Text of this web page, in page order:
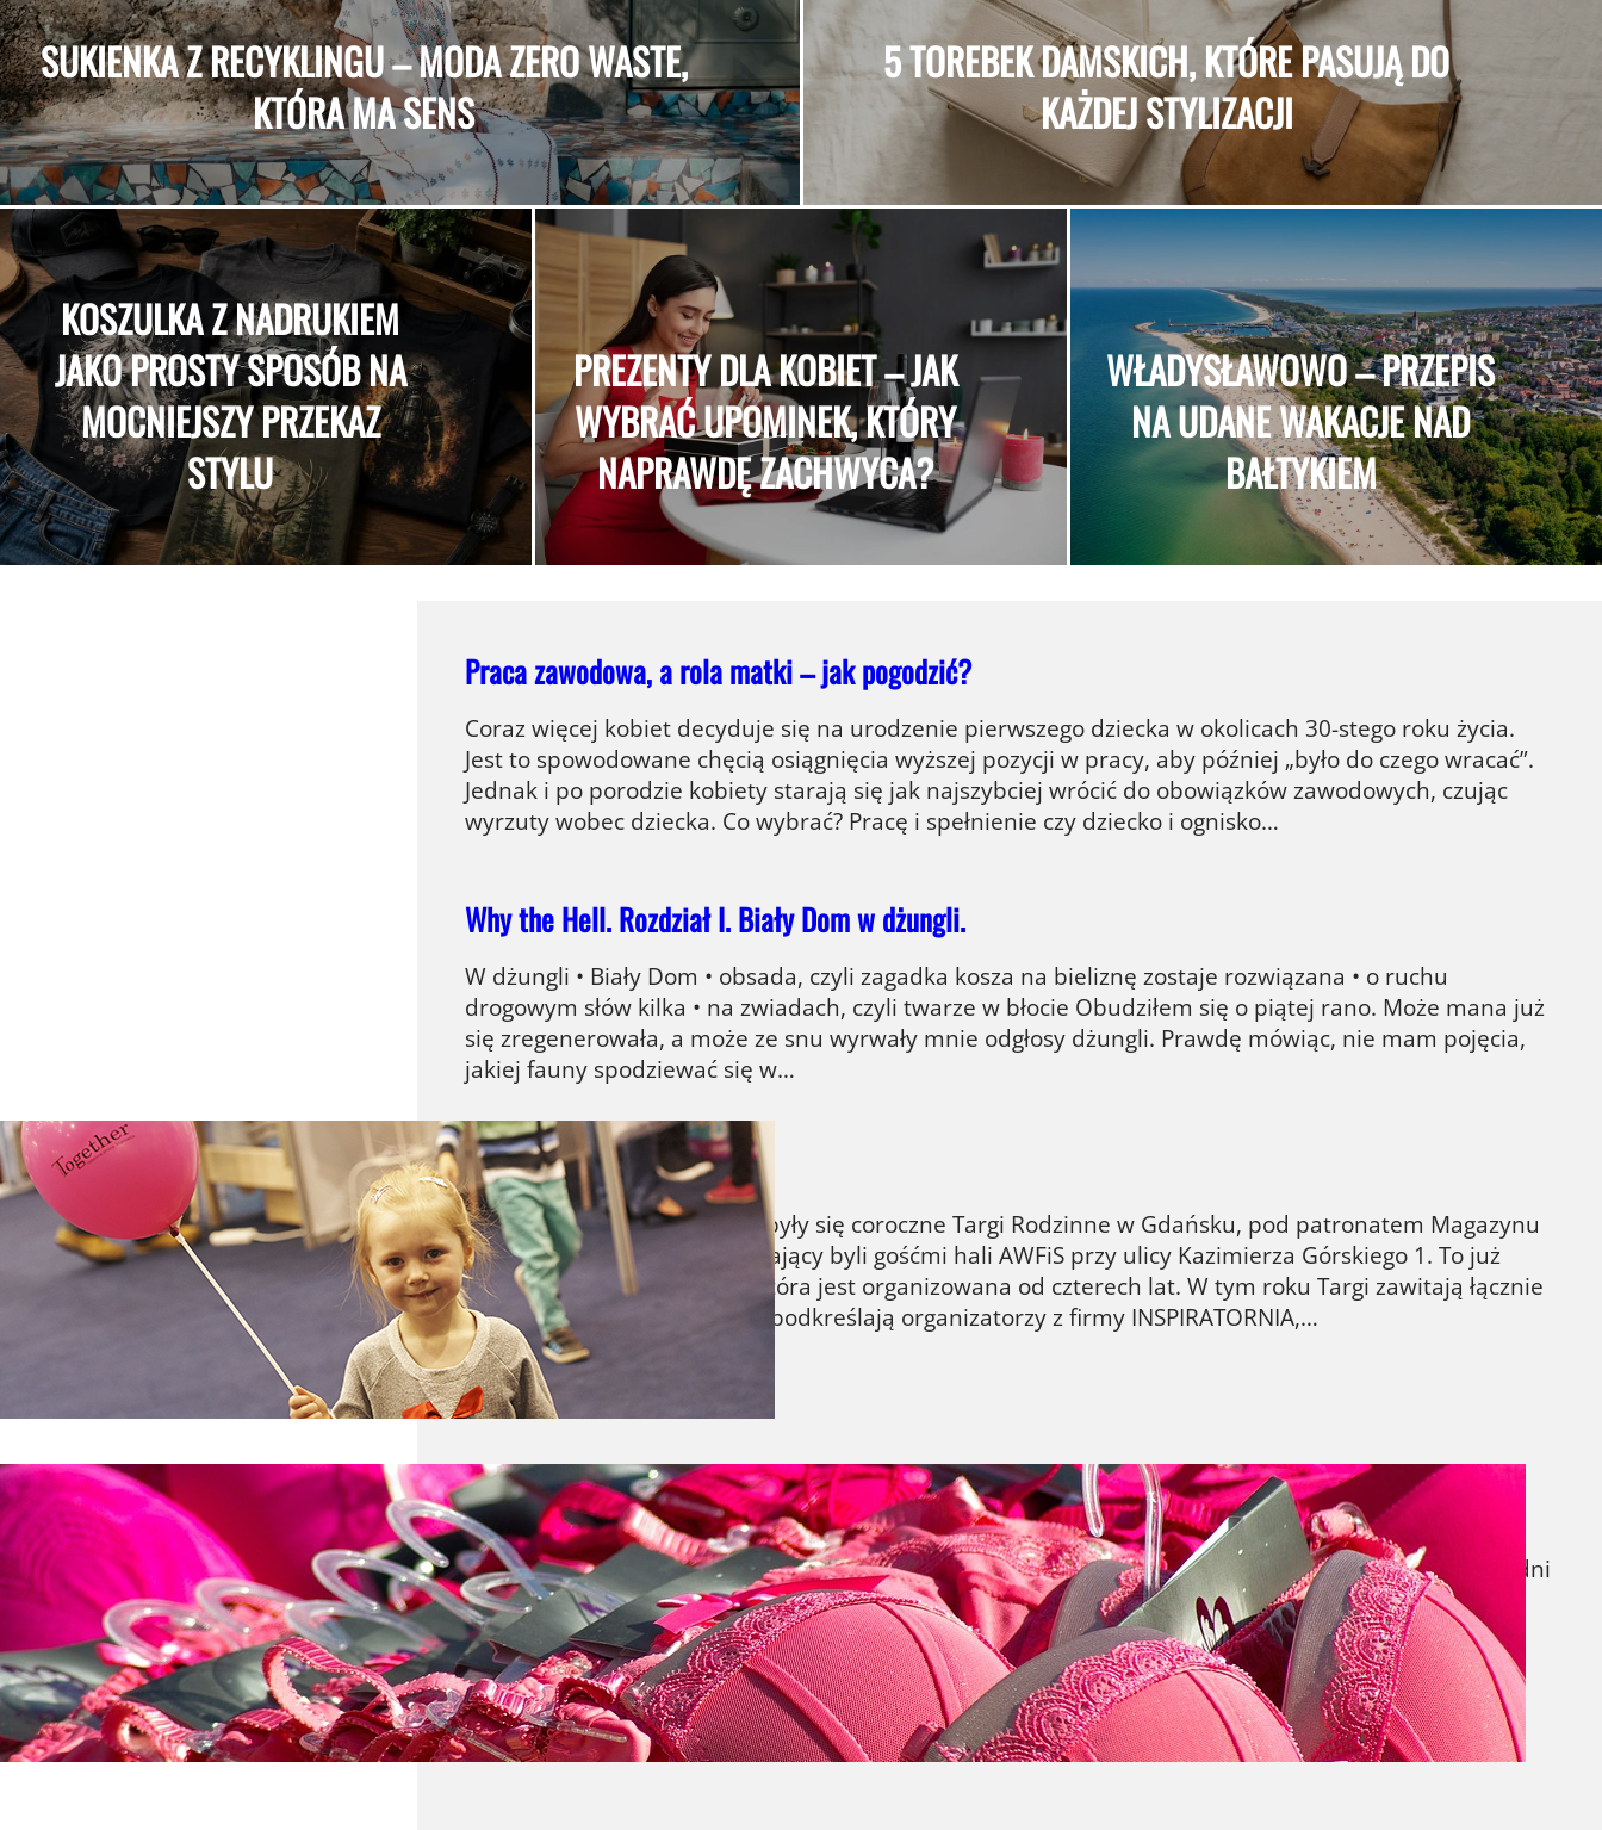
SUKIENKA Z RECYKLINGU – MODA ZERO WASTE,
KTÓRA MA SENS
5 TOREBEK DAMSKICH, KTÓRE PASUJĄ DO
KAŻDEJ STYLIZACJI
KOSZULKA Z NADRUKIEM
JAKO PROSTY SPOSÓB NA
MOCNIEJSZY PRZEKAZ
STYLU
PREZENTY DLA KOBIET – JAK
WYBRAĆ UPOMINEK, KTÓRY
NAPRAWDĘ ZACHWYCA?
WŁADYSŁAWOWO – PRZEPIS
NA UDANE WAKACJE NAD
BAŁTYKIEM
Praca zawodowa, a rola matki – jak pogodzić?
Coraz więcej kobiet decyduje się na urodzenie pierwszego dziecka w okolicach 30-stego roku życia.
Jest to spowodowane chęcią osiągnięcia wyższej pozycji w pracy, aby później „było do czego wracać”.
Jednak i po porodzie kobiety starają się jak najszybciej wrócić do obowiązków zawodowych, czując
wyrzuty wobec dziecka. Co wybrać? Pracę i spełnienie czy dziecko i ognisko…
Why the Hell. Rozdział I. Biały Dom w dżungli.
W dżungli • Biały Dom • obsada, czyli zagadka kosza na bieliznę zostaje rozwiązana • o ruchu
drogowym słów kilka • na zwiadach, czyli twarze w błocie Obudziłem się o piątej rano. Może mana już
się zregenerowała, a może ze snu wyrwały mnie odgłosy dżungli. Prawdę mówiąc, nie mam pojęcia,
jakiej fauny spodziewać się w…
Targi Rodzinne w Gdańsku
W dniach 26–27 kwietnia odbyły się coroczne Targi Rodzinne w Gdańsku, pod patronatem Magazynu
Together. Wystawcy i zwiedzający byli gośćmi hali AWFiS przy ulicy Kazimierza Górskiego 1. To już
kolejna edycja tej imprezy, która jest organizowana od czterech lat. W tym roku Targi zawitają łącznie
do pięciu polskich miast. Jak podkreślają organizatorzy z firmy INSPIRATORNIA,…
Brafitterka – w czym może pomóc
Trudno w to uwierzyć, ale bardzo wiele Polek nosi źle dobrany biustonosz. Okazuje się, że odpowiedni
zakup biustonosza nie jest łatwy. Oczekiwany wygląd biustu można osiągnąć dzięki właściwemu
dopasowaniu stanika. Może się nawet zdarzyć, że wszelkie operacje plastyczne, które mają na celu
powiększenie lub korekcję biustu, będą zupełnie niepotrzebne. Niestety wciąż zbyt mało kobiet
przywiązuje…